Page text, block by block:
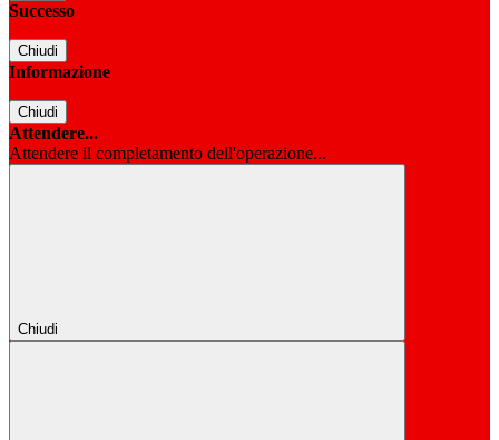
Successo
Chiudi
Informazione
Chiudi
Attendere...
Attendere il completamento dell'operazione...
Chiudi